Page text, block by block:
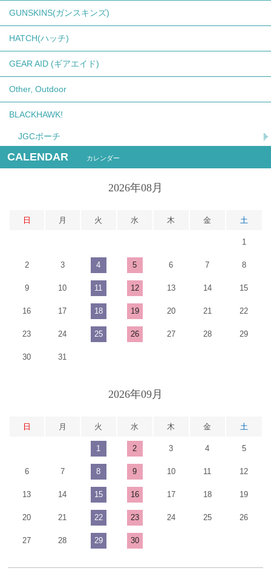
GUNSKINS(ガンスキンズ)
HATCH(ハッチ)
GEAR AID (ギアエイド)
Other, Outdoor
BLACKHAWK!
JGCポーチ
CALENDAR カレンダー
2026年08月
日 月 火 水 木 金 土
1
2 3 4 5 6 7 8
9 10 11 12 13 14 15
16 17 18 19 20 21 22
23 24 25 26 27 28 29
30 31
2026年09月
日 月 火 水 木 金 土
1 2 3 4 5
6 7 8 9 10 11 12
13 14 15 16 17 18 19
20 21 22 23 24 25 26
27 28 29 30